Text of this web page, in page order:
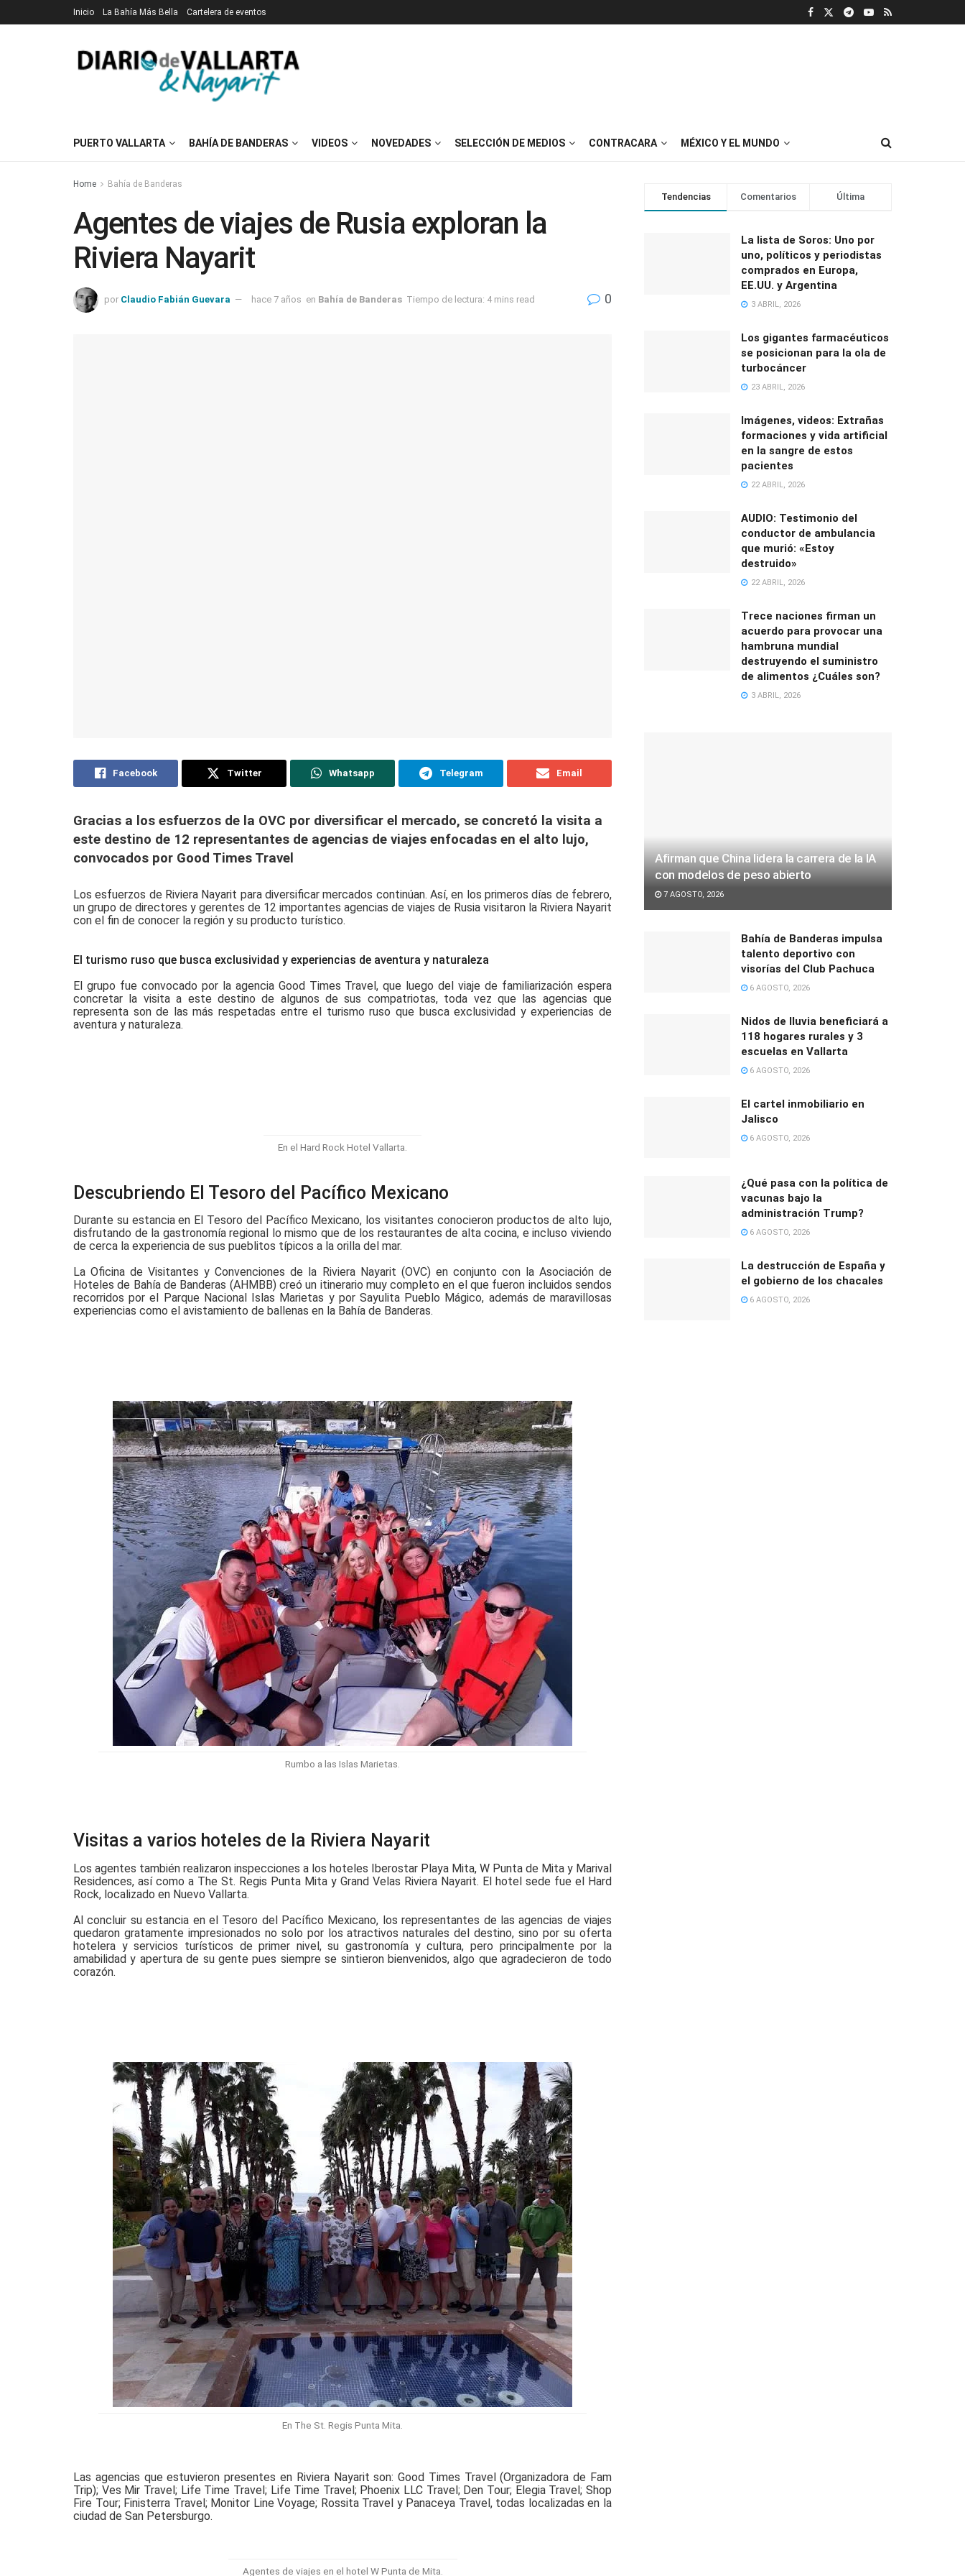
Inicio La Bahía Más Bella Cartelera de eventos
PUERTO VALLARTA BAHÍA DE BANDERAS VIDEOS NOVEDADES SELECCIÓN DE MEDIOS CONTRACARA MÉXICO Y EL MUNDO
Home Bahía de Banderas
Agentes de viajes de Rusia exploran la
Riviera Nayarit
por Claudio Fabián Guevara hace 7 años en Bahía de Banderas Tiempo de lectura: 4 mins read 0
Facebook Twitter Whatsapp Telegram Email
Gracias a los esfuerzos de la OVC por diversificar el mercado, se concretó la visita a
este destino de 12 representantes de agencias de viajes enfocadas en el alto lujo,
convocados por Good Times Travel
Los esfuerzos de Riviera Nayarit para diversificar mercados continúan. Así, en los primeros días de febrero,
un grupo de directores y gerentes de 12 importantes agencias de viajes de Rusia visitaron la Riviera Nayarit
con el fin de conocer la región y su producto turístico.
E l turismo ruso que busca exclusividad y experiencias de aventura y naturaleza
El grupo fue convocado por la agencia Good Times Travel, que luego del viaje de familiarización espera
concretar la visita a este destino de algunos de sus compatriotas, toda vez que las agencias que
representa son de las más respetadas entre el turismo ruso que busca exclusividad y experiencias de
aventura y naturaleza.
En el Hard Rock Hotel Vallarta.
Descubriendo El Tesoro del Pacífico Mexicano
Durante su estancia en El Tesoro del Pacífico Mexicano, los visitantes conocieron productos de alto lujo,
disfrutando de la gastronomía regional lo mismo que de los restaurantes de alta cocina, e incluso viviendo
de cerca la experiencia de sus pueblitos típicos a la orilla del mar.
La Oficina de Visitantes y Convenciones de la Riviera Nayarit (OVC) en conjunto con la Asociación de
Hoteles de Bahía de Banderas (AHMBB) creó un itinerario muy completo en el que fueron incluidos sendos
recorridos por el Parque Nacional Islas Marietas y por Sayulita Pueblo Mágico, además de maravillosas
experiencias como el avistamiento de ballenas en la Bahía de Banderas.
Rumbo a las Islas Marietas.
Visitas a varios hoteles de la Riviera Nayarit
Los agentes también realizaron inspecciones a los hoteles Iberostar Playa Mita, W Punta de Mita y Marival
Residences, así como a The St. Regis Punta Mita y Grand Velas Riviera Nayarit. El hotel sede fue el Hard
Rock, localizado en Nuevo Vallarta.
Al concluir su estancia en el Tesoro del Pacífico Mexicano, los representantes de las agencias de viajes
quedaron gratamente impresionados no solo por los atractivos naturales del destino, sino por su oferta
hotelera y servicios turísticos de primer nivel, su gastronomía y cultura, pero principalmente por la
amabilidad y apertura de su gente pues siempre se sintieron bienvenidos, algo que agradecieron de todo
corazón.
En The St. Regis Punta Mita.
Las agencias que estuvieron presentes en Riviera Nayarit son: Good Times Travel (Organizadora de Fam
Trip); Ves Mir Travel; Life Time Travel; Life Time Travel; Phoenix LLC Travel; Den Tour; Elegia Travel; Shop
Fire Tour; Finisterra Travel; Monitor Line Voyage; Rossita Travel y Panaceya Travel, todas localizadas en la
ciudad de San Petersburgo.
Agentes de viajes en el hotel W Punta de Mita.
Tendencias Comentarios Última
La lista de Soros: Uno por
uno, políticos y periodistas
comprados en Europa,
EE.UU. y Argentina
3 ABRIL, 2026
Los gigantes farmacéuticos
se posicionan para la ola de
turbocáncer
23 ABRIL, 2026
Imágenes, videos: Extrañas
formaciones y vida artificial
en la sangre de estos
pacientes
22 ABRIL, 2026
AUDIO: Testimonio del
conductor de ambulancia
que murió: «Estoy
destruido»
22 ABRIL, 2026
Trece naciones firman un
acuerdo para provocar una
hambruna mundial
destruyendo el suministro
de alimentos ¿Cuáles son?
3 ABRIL, 2026
Afirman que China lidera la carrera de la IA
con modelos de peso abierto
7 AGOSTO, 2026
Bahía de Banderas impulsa
talento deportivo con
visorías del Club Pachuca
6 AGOSTO, 2026
Nidos de lluvia beneficiará a
118 hogares rurales y 3
escuelas en Vallarta
6 AGOSTO, 2026
El cartel inmobiliario en
Jalisco
6 AGOSTO, 2026
¿Qué pasa con la política de
vacunas bajo la
administración Trump?
6 AGOSTO, 2026
La destrucción de España y
el gobierno de los chacales
6 AGOSTO, 2026